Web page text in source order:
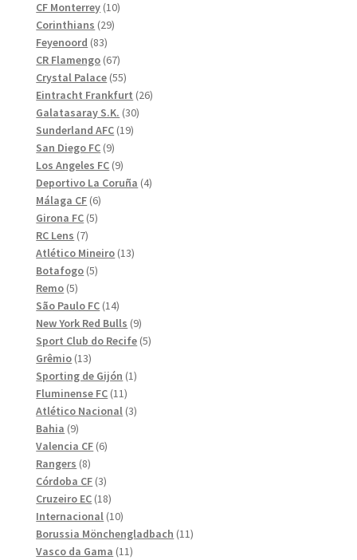
produkter
CF Monterrey 1010
Corinthians 2929
Feyenoord 8383
produkter
CR Flamengo 6767
produkter
Crystal Palace 5555
produkter
Eintracht Frankfurt 2626
Galatasaray S.K. 3030
Sunderland AFC 1919
San Diego FC 99
produkter
Los Angeles FC 99
produkter
Deportivo La Coruña 44
Málaga CF 66
Girona FC 55
RC Lens 77
produkter
Atlético Mineiro 1313
Botafogo 55
Remo 55
produkter
São Paulo FC 1414
produkter
New York Red Bulls 99
produkter
Sport Club do Recife 55
Grêmio 1313
produkter
Sporting de Gijón 11
Fluminense FC 1111
produkter
Atlético Nacional 33
Bahia 99
produkter
Valencia CF 66
Rangers 88
produkter
Córdoba CF 33
produkter
Cruzeiro EC 1818
produkter
Internacional 1010
produkter
Borussia Mönchengladbach 1111
Vasco da Gama 1111